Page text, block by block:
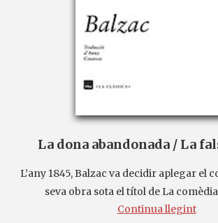
La dona abandonada / La
L’any 1845, Balzac va decidir aplegar el
seva obra sota el títol de La
Continua llegint